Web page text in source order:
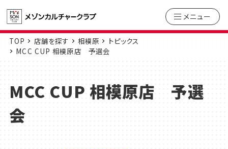
メニュー
TOP 店舗を探す 相模原
トピックス
MCC CUP 相模原店 予選会
MCC CUP 相模原店 予選
会